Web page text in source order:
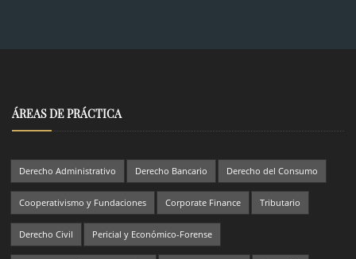
ÁREAS DE PRÁCTICA
Derecho Administrativo Derecho Bancario Derecho del Consumo
Cooperativismo y Fundaciones Corporate Finance Tributario
Derecho Civil Pericial y Económico-Forense